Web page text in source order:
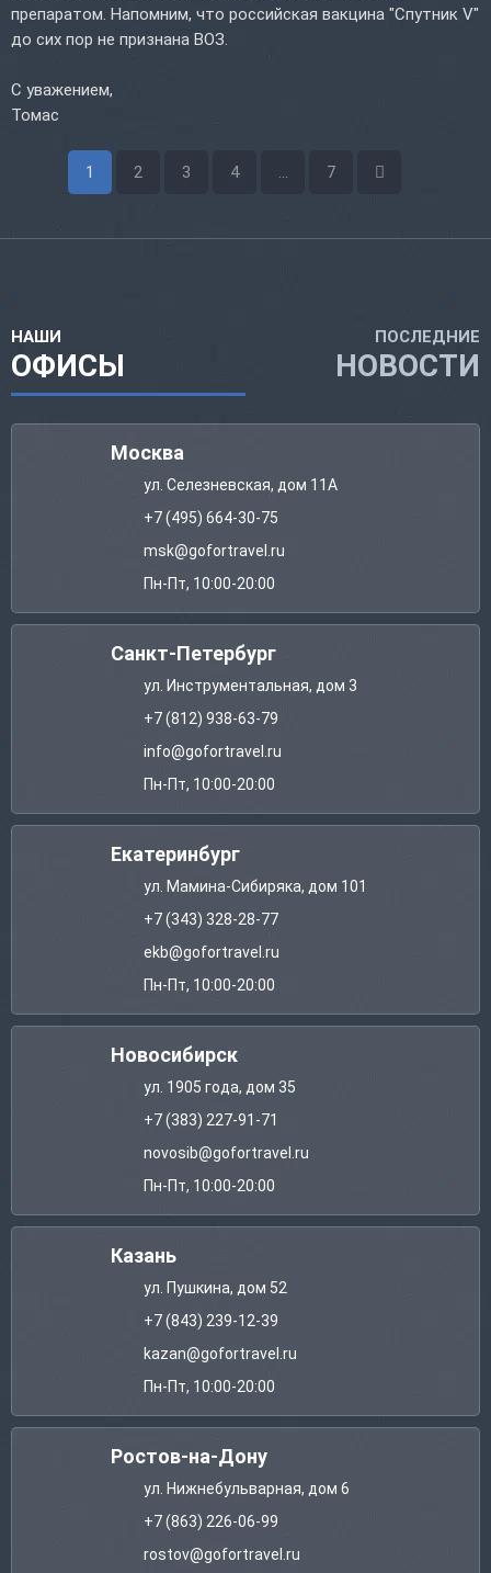
препаратом. Напомним, что российская вакцина "Спутник V"
до сих пор не признана ВОЗ.
С уважением,
Томас
1 2 3 4 ... 7
НАШИ
ОФИСЫ
ПОСЛЕДНИЕ
НОВОСТИ
Москва
ул. Селезневская, дом 11А
+7 (495) 664-30-75
msk@gofortravel.ru
Пн-Пт, 10:00-20:00
Санкт-Петербург
ул. Инструментальная, дом 3
+7 (812) 938-63-79
info@gofortravel.ru
Пн-Пт, 10:00-20:00
Екатеринбург
ул. Мамина-Сибиряка, дом 101
+7 (343) 328-28-77
ekb@gofortravel.ru
Пн-Пт, 10:00-20:00
Новосибирск
ул. 1905 года, дом 35
+7 (383) 227-91-71
novosib@gofortravel.ru
Пн-Пт, 10:00-20:00
Казань
ул. Пушкина, дом 52
+7 (843) 239-12-39
kazan@gofortravel.ru
Пн-Пт, 10:00-20:00
Ростов-на-Дону
ул. Нижнебульварная, дом 6
+7 (863) 226-06-99
rostov@gofortravel.ru